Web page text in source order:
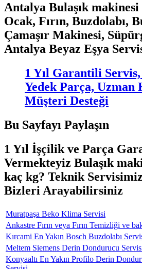
Antalya Bulaşık makinesi
Ocak, Fırın, Buzdolabı,
Çamaşır Makinesi,
Antalya Beyaz Eşya
1 Yıl Garantili
Yedek Parça, Uzman
Müşteri Desteği
Bu Sayfayı Paylaşın
1 Yıl İşçilik ve Parça
Vermekteyiz Bulaşık
kaç kg? Teknik
Bizleri Arayabilirsiniz
Muratpaşa Beko Klima Servisi
Ankastre Fırın veya Fırın Temizliği ve
Kırcami En Yakın Bosch Buzdolabı
Meltem Siemens Derin Dondurucu
Konyaaltı En Yakın Profilo Derin